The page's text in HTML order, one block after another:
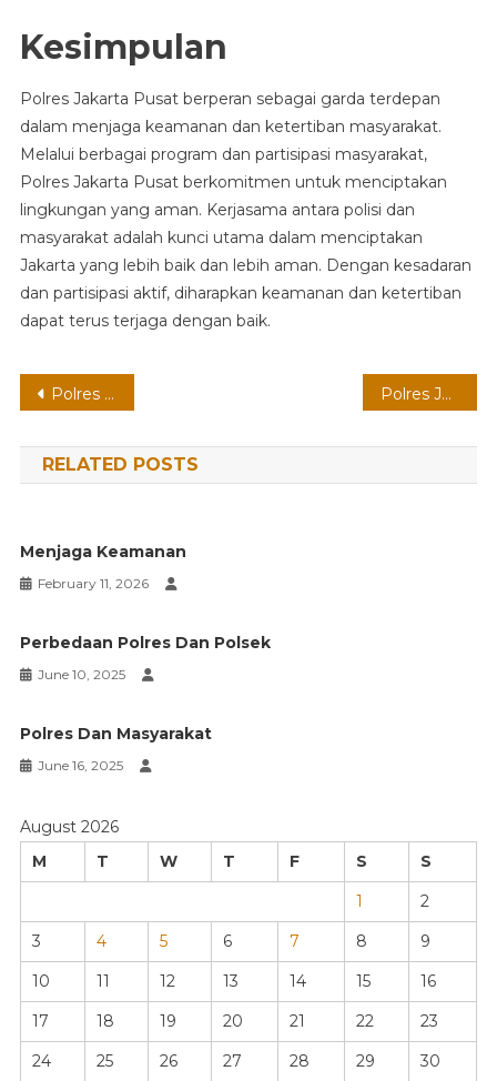
Kesimpulan
Polres Jakarta Pusat berperan sebagai garda terdepan
dalam menjaga keamanan dan ketertiban masyarakat.
Melalui berbagai program dan partisipasi masyarakat,
Polres Jakarta Pusat berkomitmen untuk menciptakan
lingkungan yang aman. Kerjasama antara polisi dan
masyarakat adalah kunci utama dalam menciptakan
Jakarta yang lebih baik dan lebih aman. Dengan kesadaran
dan partisipasi aktif, diharapkan keamanan dan ketertiban
dapat terus terjaga dengan baik.
Post
navigation
Polres Jakarta Timur Polres Jakarta Utara: Keamanan dan Pelayanan Masyarakat
RELATED POSTS
Menjaga Keamanan
February 11, 2026
Perbedaan Polres Dan Polsek
June 10, 2025
Polres Dan Masyarakat
June 16, 2025
August 2026
M
T W T F S
S
1
2
3
4 5 6 7 8
9
10
11 12 13 14 15
16
17
18 19 20 21 22
23
24
25 26 27 28 29
30